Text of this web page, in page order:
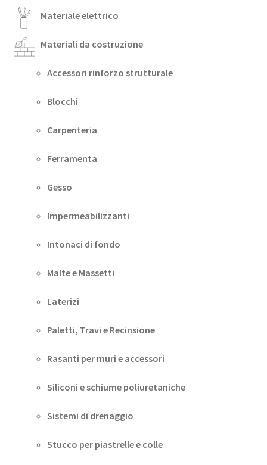
Materiale elettrico
Materiali da costruzione
Accessori rinforzo strutturale
Blocchi
Carpenteria
Ferramenta
Gesso
Impermeabilizzanti
Intonaci di fondo
Malte e Massetti
Laterizi
Paletti, Travi e Recinsione
Rasanti per muri e accessori
Siliconi e schiume poliuretaniche
Sistemi di drenaggio
Stucco per piastrelle e colle